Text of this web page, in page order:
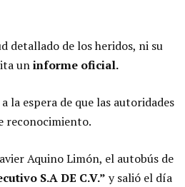
detallado de los heridos, ni su
uninforme oficial.
espera de que las autoridades
reconocimiento.
Aquino Limón, el autobús de
S.A DE C.V.” y salió el día